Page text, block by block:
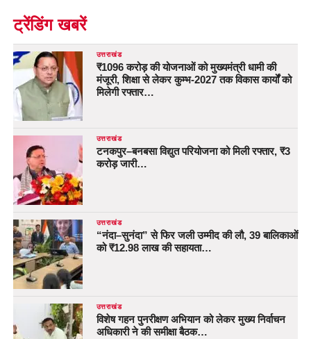
ट्रेंडिंग खबरें
उत्तराखंड
₹1096 करोड़ की योजनाओं को मुख्यमंत्री धामी की
मंजूरी, शिक्षा से लेकर कुम्भ-2027 तक विकास कार्यों को
मिलेगी रफ्तार…
उत्तराखंड
टनकपुर–बनबसा विद्युत परियोजना को मिली रफ्तार, ₹3
करोड़ जारी…
उत्तराखंड
“नंदा–सुनंदा” से फिर जली उम्मीद की लौ, 39 बालिकाओं
को ₹12.98 लाख की सहायता…
उत्तराखंड
विशेष गहन पुनरीक्षण अभियान को लेकर मुख्य निर्वाचन
अधिकारी ने की समीक्षा बैठक…